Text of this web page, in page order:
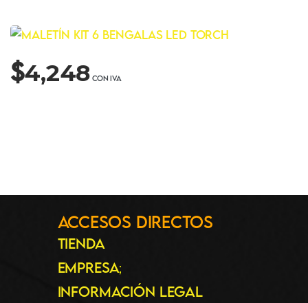
$4,248
Accesos Directos
Tienda
Empresa;
Información Legal